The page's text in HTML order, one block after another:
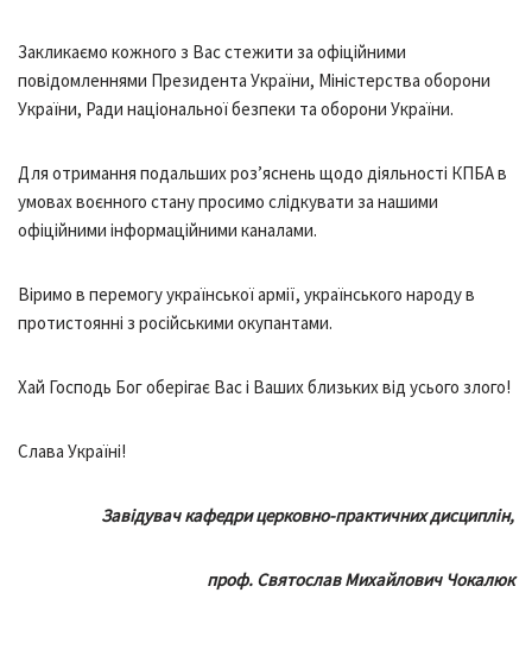
Закликаємо кожного з Вас стежити за офіційними
повідомленнями Президента України, Міністерства оборони
України, Ради національної безпеки та оборони України.
Для отримання подальших роз’яснень щодо діяльності КПБА в
умовах воєнного стану просимо слідкувати за нашими
офіційними інформаційними каналами.
Віримо в перемогу української армії, українського народу в
протистоянні з російськими окупантами.
Хай Господь Бог оберігає Вас і Ваших близьких від усього злого!
Слава Україні!
Завідувач кафедри церковно-практичних дисциплін,
проф. Святослав Михайлович Чокалюк